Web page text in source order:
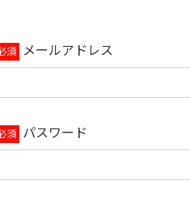
メールアドレス
パスワード